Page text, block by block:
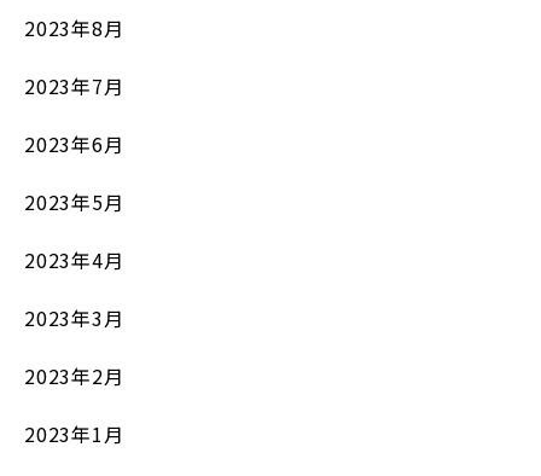
2023年8月
2023年7月
2023年6月
2023年5月
2023年4月
2023年3月
2023年2月
2023年1月